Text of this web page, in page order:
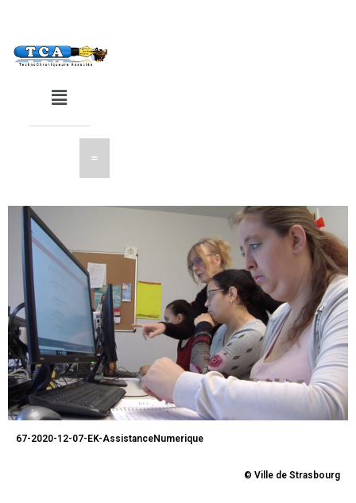
67-2020-12-07-EK-AssistanceNumerique
© Ville de Strasbourg